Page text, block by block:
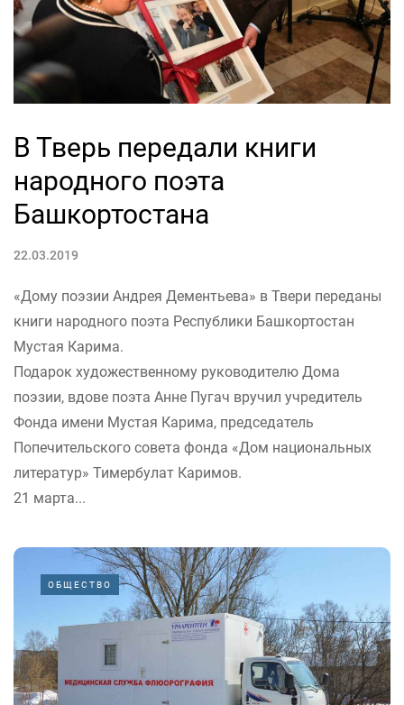
В Тверь передали книги
народного поэта
Башкортостана
22.03.2019
«Дому поэзии Андрея Дементьева» в Твери переданы
книги народного поэта Республики Башкортостан
Мустая Карима.
Подарок художественному руководителю Дома
поэзии, вдове поэта Анне Пугач вручил учредитель
Фонда имени Мустая Карима, председатель
Попечительского совета фонда «Дом национальных
литератур» Тимербулат Каримов.
21 марта...
ОБЩЕСТВО